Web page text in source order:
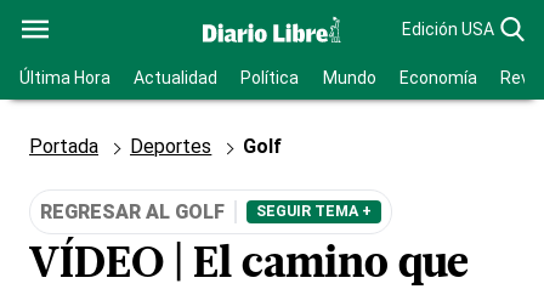
Edición USA
Última Hora Actualidad Política Mundo Economía
Portada Deportes Golf
REGRESAR AL GOLF SEGUIR TEMA +
VÍDEO | El camino que